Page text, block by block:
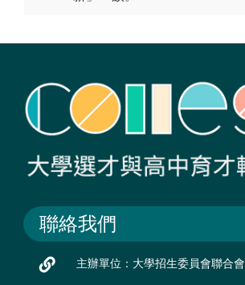
聯絡我們
主辦單位：大學招生委員會聯合會